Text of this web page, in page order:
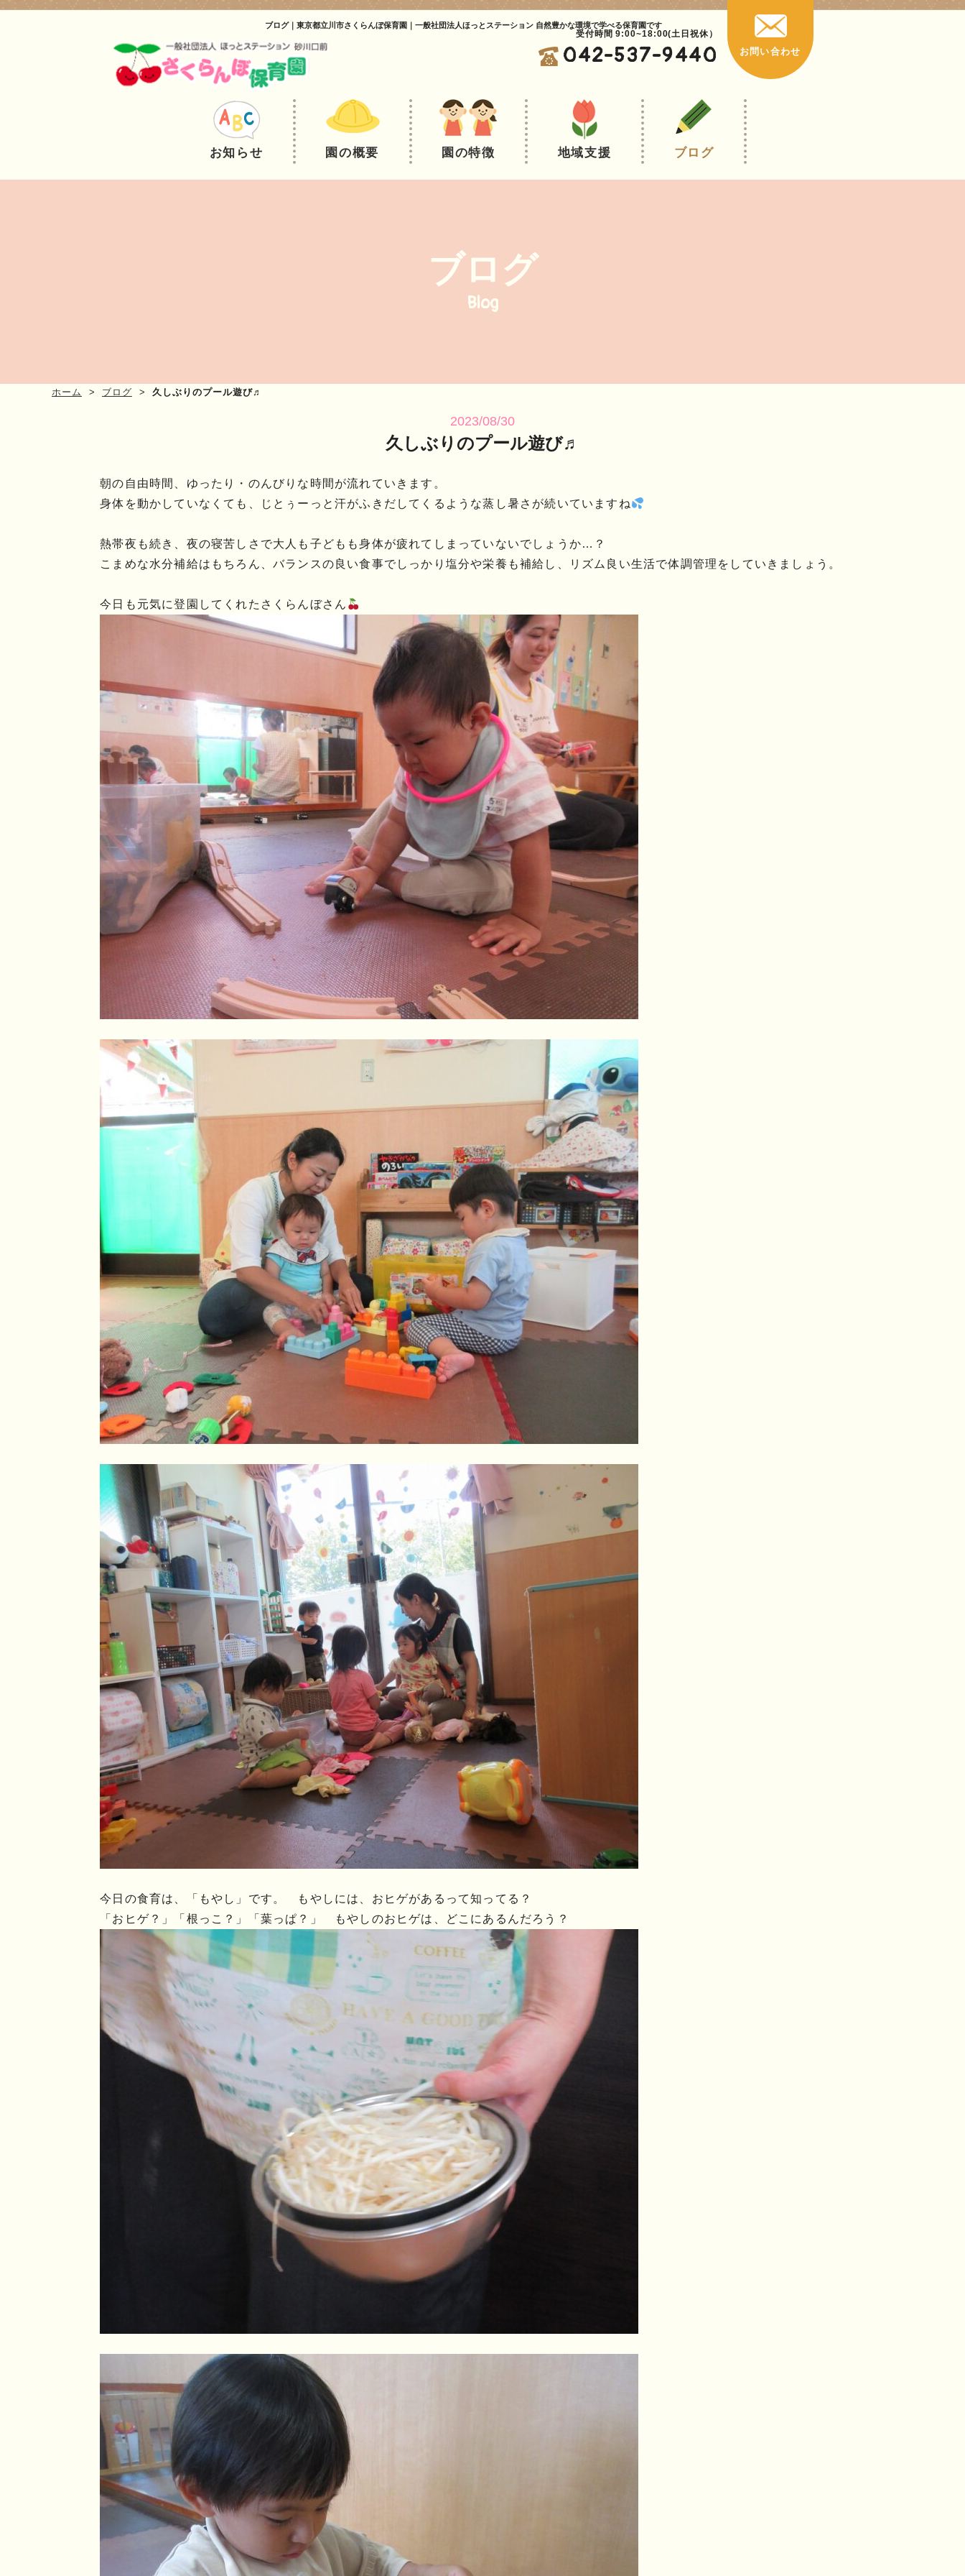
ブログ｜東京都立川市さくらんぼ保育園｜一般社団法人ほっとステーション 自然豊かな環境で学べる保育園です
受付時間 9:00~18:00(土日祝休）
042-537-9440 お問い合わせ
お知らせ 園の概要 園の特徴 地域支援 ブログ
ブログ
Blog
ホーム ブログ 久しぶりのプール遊び♬
2023/08/30
久しぶりのプール遊び♬
朝の自由時間、ゆったり・のんびりな時間が流れていきます。
身体を動かしていなくても、じとぅーっと汗がふきだしてくるような蒸し暑さが続いていますね
熱帯夜も続き、夜の寝苦しさで大人も子どもも身体が疲れてしまっていないでしょうか…？
こまめな水分補給はもちろん、バランスの良い食事でしっかり塩分や栄養も補給し、リズム良い生活で体調管理をしていきましょう。
今日も元気に登園してくれたさくらんぼさん
今日の食育は、「もやし」です。 もやしには、おヒゲがあるって知ってる？
「おヒゲ？」「根っこ？」「葉っぱ？」 もやしのおヒゲは、どこにあるんだろう？